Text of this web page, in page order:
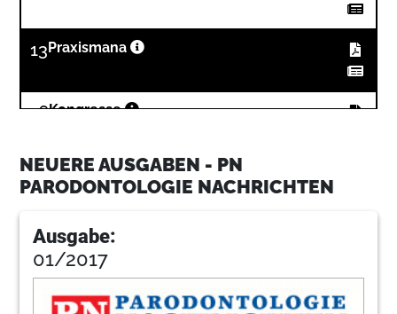
13 Praxismana
16Kongresse
17Produkte
21Service
NEUERE AUSGABEN - PN
PARODONTOLOGIE NACHRICHTEN
Ausgabe:
01/2017